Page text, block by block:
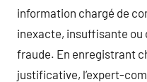
information chargé de
inexacte, insuffisante ou
fraude. En enregistrant
justificative, l’expert-